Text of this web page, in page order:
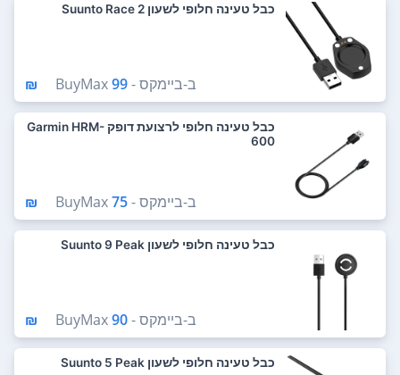
כבל טעינה חלופי לשעון Suunto Race 2
ב-ביימקס - BuyMax99 ₪
כבל טעינה חלופי לרצועת דופק Garmin HRM-
600
ב-ביימקס - BuyMax75 ₪
כבל טעינה חלופי לשעון Suunto 9 Peak
ב-ביימקס - BuyMax90 ₪
כבל טעינה חלופי לשעון Suunto 5 Peak